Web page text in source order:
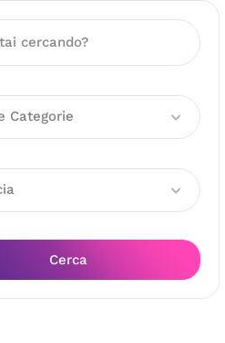
Categorie
Cerca